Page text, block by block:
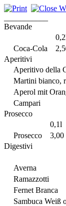
Bevande
Coca-Cola
Aperitivi
Aperitivo della
Martini bianco,
Aperol mit
Campari
Prosecco
0,1l
Prosecco
3,00
Digestivi
Averna
Ramazzotti
Fernet Branca
Sambuca Weiß